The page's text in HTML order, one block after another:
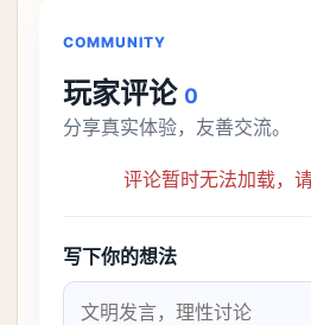
COMMUNITY
玩家评论 0
分享真实体验，友善交流。
评论暂时无法加载，
写下你的想法